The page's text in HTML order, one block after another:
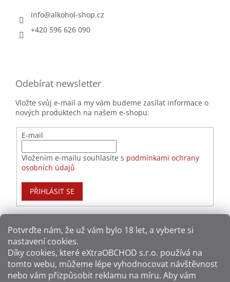
Potvrďte nám​​, že už vám bylo 18 let, a vyberte si
nastavení cookies.
Díky cookies, které eXtraOBCHOD s.r.o. používá na
tomto webu, můžeme lépe vyhodnocovat návštěvnost
nebo vám přizpůsobit reklamu na míru. Aby vám
info@alkohol-shop.cz
+420 596 626 090
Odebírat newsletter
Vložte svůj e-mail a my vám budeme zasílat informace o
nových produktech na našem e-shopu.
E-mail
Vložením e-mailu souhlasíte s podmínkami ochrany
osobních údajů
PŘIHLÁSIT SE
Způsoby dopravy: